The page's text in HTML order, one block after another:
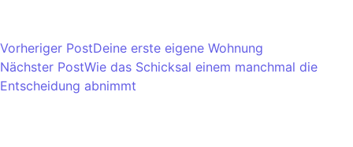
Vorheriger PostDeine erste eigene Wohnung
Nächster PostWie das Schicksal einem manchmal die
Entscheidung abnimmt